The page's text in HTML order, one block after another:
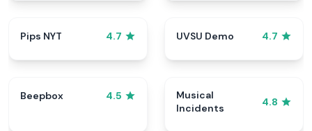
Pips NYT 4.7 UVSU Demo 4.7
Beepbox 4.5
Musical
Incidents
4.8